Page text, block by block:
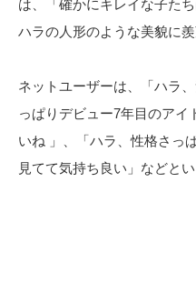
は、「確かにキレイな子た
ハラの人形のような美貌に
ネットユーザーは、「ハラ
っぱりデビュー7年目のアイ
いね 」、「ハラ、性格さっ
見てて気持ち良い」などと